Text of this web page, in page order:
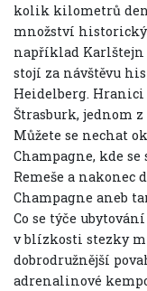
kolik kilometrů
množství
například Karlštejn
stojí za návštěvu
Heidelberg.
Štrasburk, jednom
Můžete se nechat
Champagne, kde
Remeše a nakonec
Champagne aneb
Co se týče
v blízkosti stezky
dobrodružnější
adrenalinové